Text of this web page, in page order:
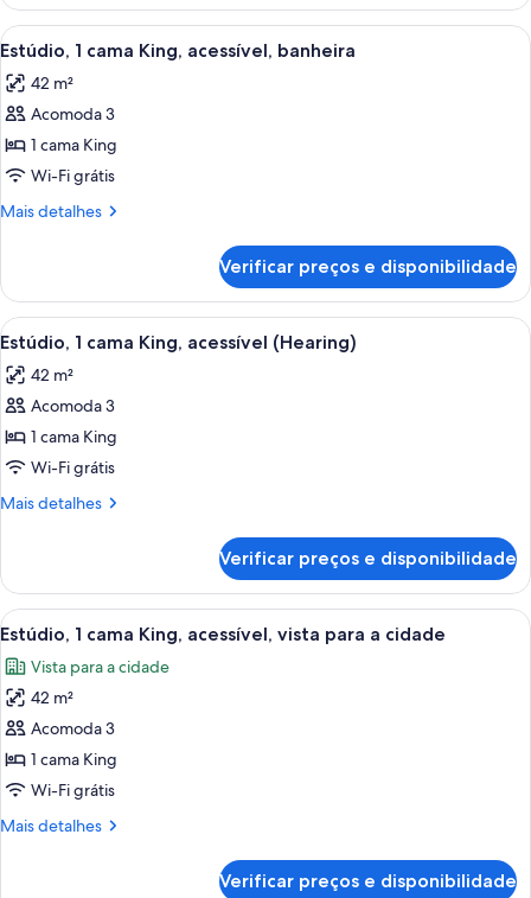
(Wet
Bar)
camas
Queen,
(Wet
Bar)
Carrega
todas
as
fotos
de
Estúdio,
1
acessível,
banheira
Quarto de hotel moderno com
5
Estúdio, 1 cama King, acessível, banheira
42 m²
Acomoda 3
1 cama King
Wi-Fi grátis
Mais detalhes
Mais
1
cama
King,
banheira
Verificar preços e disponibilidade
Carrega
todas
as
fotos
de
Estúdio,
1
acessível
(Hearing)
Quarto de hotel moderno com sofá,
5
Estúdio, 1 cama King, acessível (Hearing)
42 m²
Acomoda 3
1 cama King
Wi-Fi grátis
Mais detalhes
Mais
1
cama
King,
(Hearing)
Verificar preços e disponibilidade
Carrega
todas
as
fotos
de
Estúdio,
1
King,
Quarto de hotel moderno com sofá,
5
Estúdio, 1 cama King, acessível, vista para a cidade
Vista para a cidade
42 m²
Acomoda 3
1 cama King
Wi-Fi grátis
Mais detalhes
Mais
Verificar preços e disponibilidade